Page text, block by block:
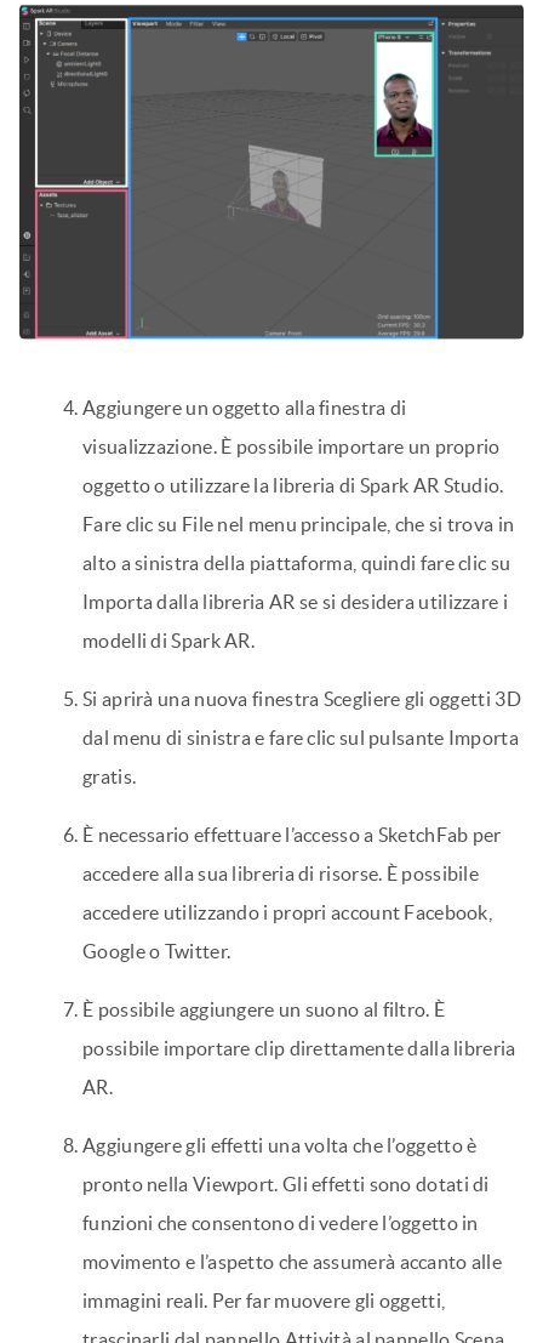
Aggiungere un oggetto alla finestra di
visualizzazione. È possibile importare un proprio
oggetto o utilizzare la libreria di Spark AR Studio.
Fare clic su File nel menu principale, che si trova in
alto a sinistra della piattaforma, quindi fare clic su
Importa dalla libreria AR se si desidera utilizzare i
modelli di Spark AR.
Si aprirà una nuova finestra Scegliere gli oggetti 3D
dal menu di sinistra e fare clic sul pulsante Importa
gratis.
È necessario effettuare l’accesso a SketchFab per
accedere alla sua libreria di risorse. È possibile
accedere utilizzando i propri account Facebook,
Google o Twitter.
È possibile aggiungere un suono al filtro. È
possibile importare clip direttamente dalla libreria
AR.
Aggiungere gli effetti una volta che l’oggetto è
pronto nella Viewport. Gli effetti sono dotati di
funzioni che consentono di vedere l’oggetto in
movimento e l’aspetto che assumerà accanto alle
immagini reali. Per far muovere gli oggetti,